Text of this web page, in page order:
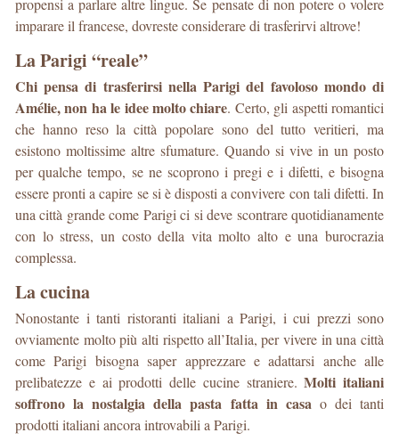
imparare il francese, dovreste considerare di trasferirvi altrove!
La Parigi “reale”
Chi pensa di trasferirsi nella Parigi del favoloso mondo di
Amélie, non ha le idee molto chiare. Certo, gli aspetti romantici
che hanno reso la città popolare sono del tutto veritieri, ma
esistono moltissime altre sfumature. Quando si vive in un posto
per qualche tempo, se ne scoprono i pregi e i difetti, e bisogna
essere pronti a capire se si è disposti a convivere con tali difetti. In
una città grande come Parigi ci si deve scontrare quotidianamente
con lo stress, un costo della vita molto alto e una burocrazia
complessa.
La cucina
Nonostante i tanti ristoranti italiani a Parigi, i cui prezzi sono
ovviamente molto più alti rispetto all’Italia, per vivere in una città
come Parigi bisogna saper apprezzare e adattarsi anche alle
prelibatezze e ai prodotti delle cucine straniere.Molti italiani
soffrono la nostalgia della pasta fatta in casa o dei tanti
prodotti italiani ancora introvabili a Parigi.